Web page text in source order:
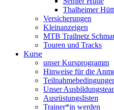
Thalheimer
Versicherungen
Kleinanzeigen
MTB Trailnetz
Touren und Tracks
Kurse
unser Kursprogramm
Hinweise für die
Unser
Ausrüstungslisten
Trainer*in werden